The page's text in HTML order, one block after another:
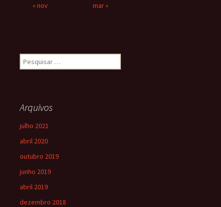
« nov
mar »
Arquivos
julho 2021
abril 2020
outubro 2019
junho 2019
abril 2019
dezembro 2018